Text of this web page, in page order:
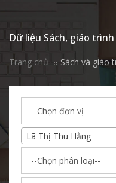
Dữ liệu Sách, giáo trình
Trang chủ Sách và giáo
Lã Thị Thu Hằng